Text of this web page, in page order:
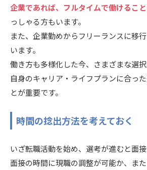
企業であれば、フルタイムで働けるこ
っしゃる方もいます。
また、企業勤めからフリーランスに移
います。
働き方も多様化した今、さまざまな選
自身のキャリア・ライフプランに合っ
とが重要です。
時間の捻出方法を考えておく
いざ転職活動を始め、選考が進むと面接
面接の時間に現職の調整が可能か、ま